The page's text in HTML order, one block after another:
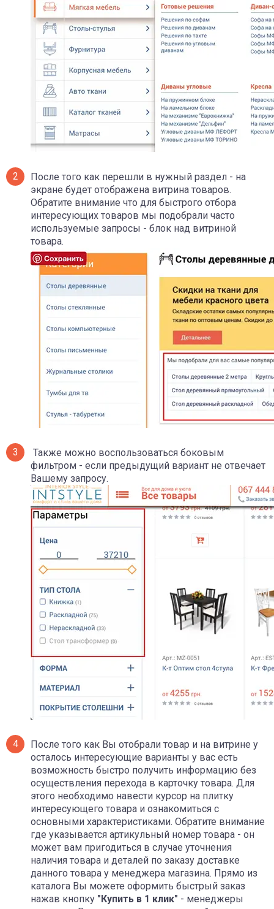
После того как перешли в нужный раздел - на
экране будет отображена витрина товаров.
Обратите внимание что для быстрого отбора
интересующих товаров мы подобрали часто
используемые запросы - блок над витриной
товара.
Также можно воспользоваться боковым
фильтром - если предыдущий вариант не отвечает
Вашему запросу.
После того как Вы отобрали товар и на витрине у
осталось интересующие варианты у вас есть
возможность быстро получить информацию без
осуществления перехода в карточку товара. Для
этого необходимо навести курсор на плитку
интересующего товара и ознакомиться с
основными характеристиками. Обратите внимание
где указывается артикульный номер товара - он
может вам пригодиться в случае уточнения
наличия товара и деталей по заказу доставке
данного товара у менеджера магазина. Прямо из
каталога Вы можете оформить быстрый заказ
нажав кнопку "Купить в 1 клик" - менеджеры